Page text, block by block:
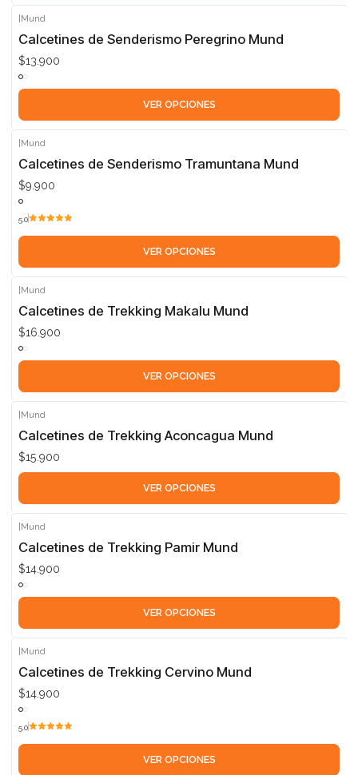
|Mund
Calcetines de Senderismo Peregrino Mund
$13.900
VER OPCIONES
Mund
Calcetines de Senderismo Tramuntana Mund
$9.900
5.0
VER OPCIONES
Mund
Calcetines de Trekking Makalu Mund
$16.900
VER OPCIONES
Mund
Calcetines de Trekking Aconcagua Mund
$15.900
VER OPCIONES
|Mund
Calcetines de Trekking Pamir Mund
$14.900
VER OPCIONES
|Mund
Calcetines de Trekking Cervino Mund
$14.900
5.0
VER OPCIONES